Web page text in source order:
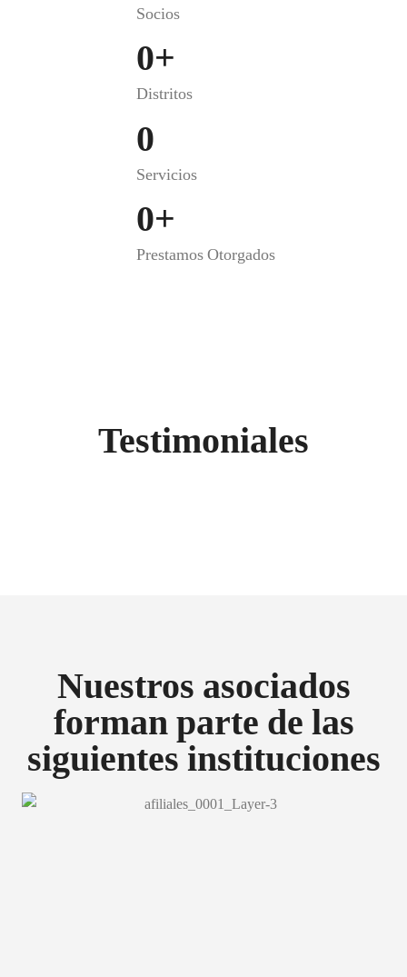
Socios
0+
Distritos
0
Servicios
0+
Prestamos Otorgados
Testimoniales
Nuestros asociados
forman parte de las
siguientes instituciones